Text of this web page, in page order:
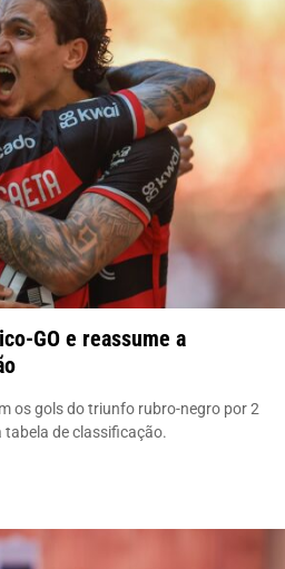
GO e reassume a
os gols do triunfo rubro-negro por 2
de classificação.